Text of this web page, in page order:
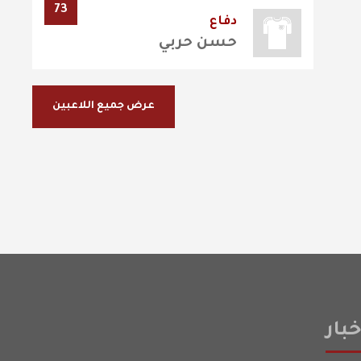
73
دفاع
حسن حربي
عرض جميع اللاعبين